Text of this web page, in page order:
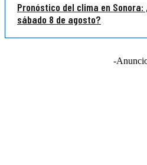
Pronóstico del clima en Sonora:
sábado 8 de agosto?
-